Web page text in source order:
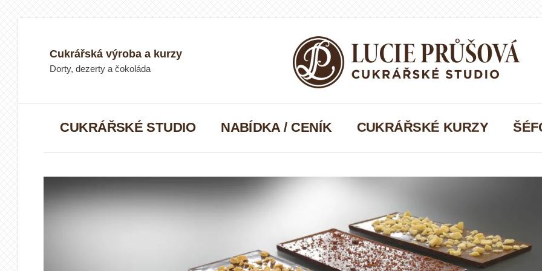
Cukrářská výroba a kurzy
Dorty, dezerty a čokoláda
CUKRÁŘSKÉ STUDIO NABÍDKA / CENÍK CUKRÁŘSKÉ KURZY